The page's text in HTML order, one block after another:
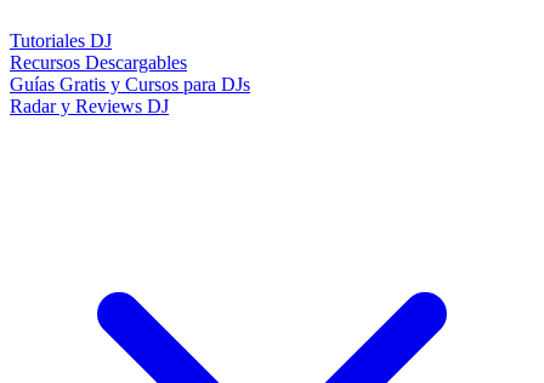
Tutoriales DJ
Recursos Descargables
Guías Gratis y Cursos para DJs
Radar y Reviews DJ